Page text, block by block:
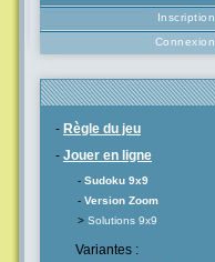
Inscription
Connexion
- Règle du jeu
- Jouer en ligne
- Sudoku 9x9
- Version Zoom
> Solutions 9x9
Variantes :